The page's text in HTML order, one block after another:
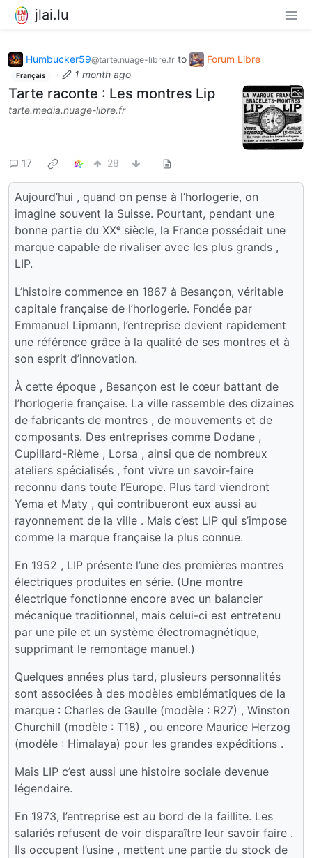
jlai.lu
Humbucker59@tarte.nuage-libre.fr to Forum Libre
Français · 1 month ago
Tarte raconte : Les montres Lip
tarte.media.nuage-libre.fr
17 28
Aujourd’hui , quand on pense à l’horlogerie, on
imagine souvent la Suisse. Pourtant, pendant une
bonne partie du XXᵉ siècle, la France possédait une
marque capable de rivaliser avec les plus grands ,
LIP.
L’histoire commence en 1867 à Besançon, véritable
capitale française de l’horlogerie. Fondée par
Emmanuel Lipmann, l’entreprise devient rapidement
une référence grâce à la qualité de ses montres et à
son esprit d’innovation.
À cette époque , Besançon est le cœur battant de
l’horlogerie française. La ville rassemble des dizaines
de fabricants de montres , de mouvements et de
composants. Des entreprises comme Dodane ,
Cupillard-Rième , Lorsa , ainsi que de nombreux
ateliers spécialisés , font vivre un savoir-faire
reconnu dans toute l’Europe. Plus tard viendront
Yema et Maty , qui contribueront eux aussi au
rayonnement de la ville . Mais c’est LIP qui s’impose
comme la marque française la plus connue.
En 1952 , LIP présente l’une des premières montres
électriques produites en série. (Une montre
électrique fonctionne encore avec un balancier
mécanique traditionnel, mais celui-ci est entretenu
par une pile et un système électromagnétique,
supprimant le remontage manuel.)
Quelques années plus tard, plusieurs personnalités
sont associées à des modèles emblématiques de la
marque : Charles de Gaulle (modèle : R27) , Winston
Churchill (modèle : T18) , ou encore Maurice Herzog
(modèle : Himalaya) pour les grandes expéditions .
Mais LIP c’est aussi une histoire sociale devenue
légendaire.
En 1973, l’entreprise est au bord de la faillite. Les
salariés refusent de voir disparaître leur savoir faire .
Ils occupent l’usine , mettent une partie du stock de